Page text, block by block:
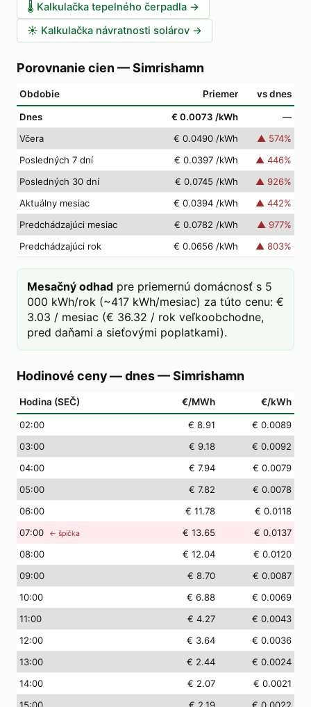
🌡️ Kalkulačka tepelného čerpadla →
☀️ Kalkulačka návratnosti solárov →
Porovnanie cien —Simrishamn
Obdobie Priemer vs dnes
Dnes € 0.0073 /kWh
—
Včera
€ 0.0490 /kWh ▲ 574%
Posledných 7 dní
€ 0.0397 /kWh ▲ 446%
Posledných 30 dní
€ 0.0745 /kWh ▲ 926%
Aktuálny mesiac
€ 0.0394 /kWh ▲ 442%
Predchádzajúci mesiac
€ 0.0782 /kWh ▲ 977%
Predchádzajúci rok
€ 0.0656 /kWh ▲ 803%
Mesačný odhad pre priemernú domácnosť s 5
000 kWh/rok (~417 kWh/mesiac) za túto cenu: €
3.03 / mesiac (€ 36.32 / rok veľkoobchodne,
pred daňami a sieťovými poplatkami).
Hodinové ceny — dnes—Simrishamn
Hodina (SEČ) €/MWh €/kWh
02:00 € 8.91
€ 0.0089
03:00 € 9.18
€ 0.0092
04:00 € 7.94
€ 0.0079
05:00 € 7.82
€ 0.0078
06:00 € 11.78
€ 0.0118
07:00 ← špička € 13.65
€ 0.0137
08:00 € 12.04
€ 0.0120
09:00 € 8.70
€ 0.0087
10:00 € 6.88
€ 0.0069
11:00 € 4.27
€ 0.0043
12:00 € 3.64
€ 0.0036
13:00 € 2.44
€ 0.0024
14:00 € 2.07
€ 0.0021